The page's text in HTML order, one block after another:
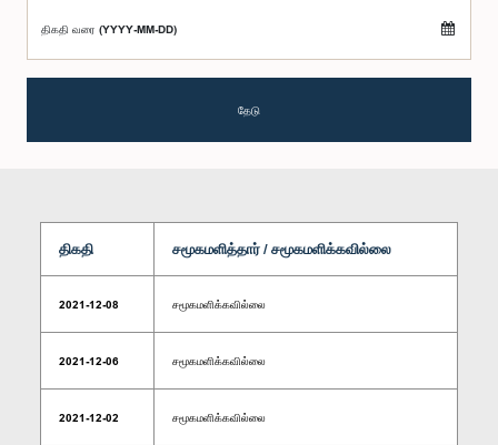
திகதி வரை (YYYY-MM-DD)
தேடு
திகதி சமூகமளித்தார் / சமூகமளிக்கவில்லை
2021-12-08 சமூகமளிக்கவில்லை
2021-12-06 சமூகமளிக்கவில்லை
2021-12-02 சமூகமளிக்கவில்லை